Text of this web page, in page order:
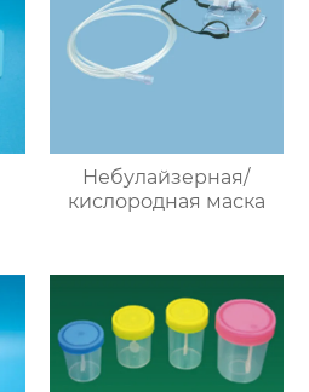
Небулайзерная/
кислородная маска